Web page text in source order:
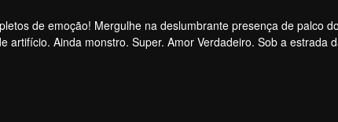
de emoção! Mergulhe na deslumbrante presença de palco
artifício. Ainda monstro. Super. Amor Verdadeiro. Sob a estrada